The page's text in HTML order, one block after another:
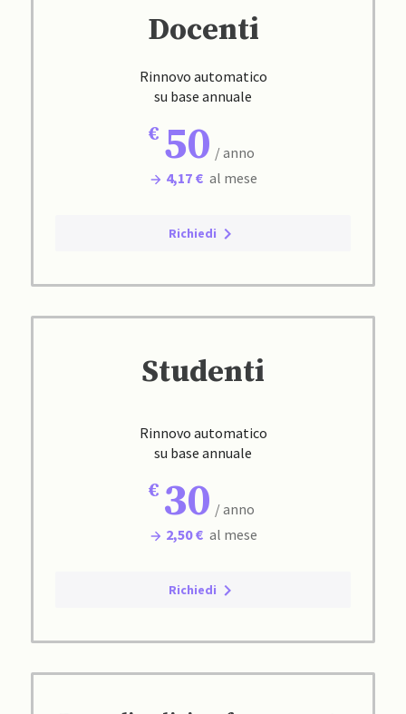
Docenti
Rinnovo automatico
su base annuale
50 / anno
4,17 € al mese
Richiedi
Studenti
Rinnovo automatico
su base annuale
30 / anno
2,50 € al mese
Richiedi